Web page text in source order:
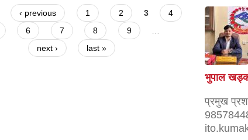
‹ previous 1 2 3
4
6 7 8 9
…
next ›
last »
भुपाल
प्रमुख